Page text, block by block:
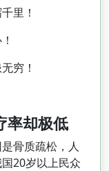
里！
穷！
率却极低
骨质疏松，人
20岁以上民众